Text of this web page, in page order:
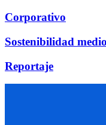
Corporativo
Sostenibilidad
Reportaje